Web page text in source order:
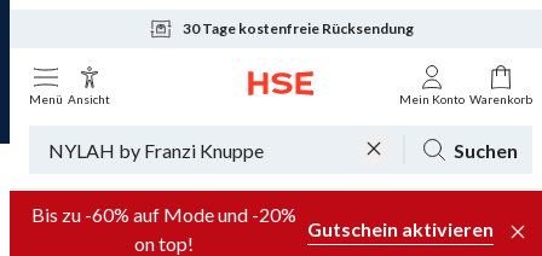
30 Tage kostenfreie Rücksendung
Tagesaktuelle Angebote
Menü Ansicht Mein Konto Warenkorb
Suchen
Bis zu -60% auf Mode und -20%
on top!
Gutschein aktivieren